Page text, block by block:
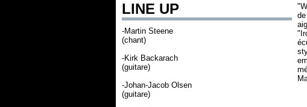
LINE UP
-Martin Steene
(chant)
-Kirk Backarach
(guitare)
-Johan-Jacob Olsen
(guitare)